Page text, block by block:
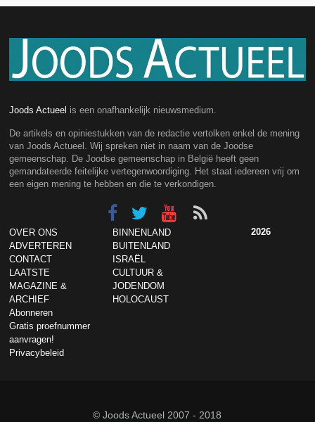
Joods Actueel is een onafhankelijk nieuwsmedium.
De artikels en opiniestukken van de redactie vertolken enkel de mening
van Joods Actueel. Wij spreken niet in naam van de Joodse
gemeenschap. De Joodse gemeenschap in België heeft geen
gemandateerde feitelijke vertegenwoordiging. Het staat iedereen vrij om
een eigen mening te hebben en die te verkondigen.
OVER ONS
ADVERTEREN
CONTACT
LAATSTE
MAGAZINE &
ARCHIEF
Abonneren
Gratis proefnummer
aanvragen!
Privacybeleid
BINNENLAND
BUITENLAND
ISRAËL
CULTUUR &
JODENDOM
HOLOCAUST
2026
© Joods Actueel 2007 - 2018